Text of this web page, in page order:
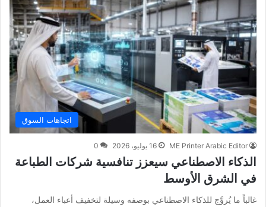
اتجاهات السوق
ME Printer Arabic Editor 16 يوليو، 2026 0
الذكاء الاصطناعي سيعزز تنافسية شركات الطباعة
في الشرق الأوسط
غالباً ما يُروَّج للذكاء الاصطناعي بوصفه وسيلة لتخفيف أعباء العمل،